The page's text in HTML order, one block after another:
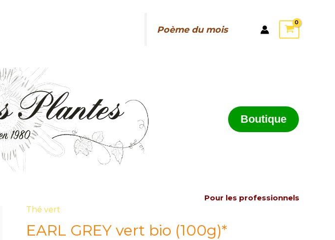
Poème du mois
Boutique
Pour les professionnels
Thé vert
EARL GREY vert bio (100g)*